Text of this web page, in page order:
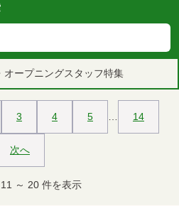
オープニングスタッフ特集
3 4 5 14
次へ
11 ～ 20 件を表示